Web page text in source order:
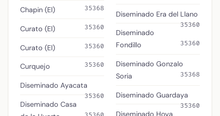
Chapin (El) 35368
Curato (El) 35360
Curato (El) 35360
Curquejo 35360
Diseminado Ayacata
35360
Diseminado Casa
Diseminado Era del Llano
35360
Diseminado
Fondillo
35360
Diseminado Gonzalo
Soria
35368
Diseminado Guardaya
35360
Diseminado Hoya